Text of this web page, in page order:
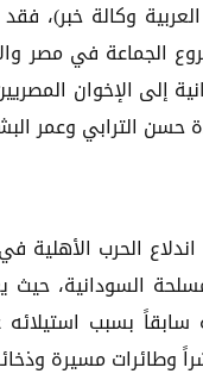
الجماعة في مصر
إلى الإخوان
منذ انقلاب عام 1989
السودانية،
سابقاً بسبب
وطائرات مسيرة